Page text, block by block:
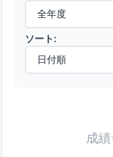
ソート:
成